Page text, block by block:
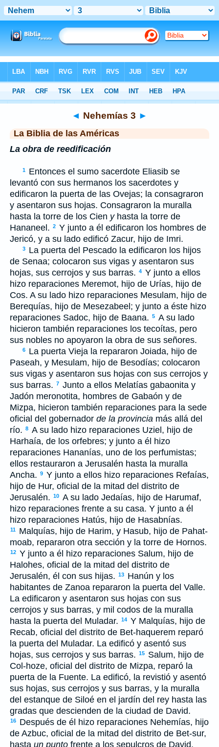
>LBLA > Nehemías 3
◄ Nehemías 3 ►
La Biblia de las Américas
La obra de reedificación
1
Entonces el sumo sacerdote Eliasib se
levantó con sus hermanos los sacerdotes y
edificaron la puerta de las Ovejas; la consagraron
y asentaron sus hojas. Consagraron la muralla
hasta la torre de los Cien yhasta la torre de
Hananeel. 2 Y junto a él edificaron los hombres de
Jericó, y a su lado edificó Zacur, hijo de Imri.
3
La puerta del Pescado la edificaron los hijos
de Senaa; colocaron sus vigas y asentaron sus
hojas, sus cerrojos y sus barras. 4 Y junto a ellos
hizo reparaciones Meremot, hijo de Urías, hijo de
Cos. A su lado hizo reparaciones Mesulam, hijo de
Berequías, hijo de Mesezabeel; y junto a éste hizo
reparaciones Sadoc, hijo de Baana. 5 A su lado
hicieron también reparaciones los tecoítas, pero
sus nobles no apoyaron la obra de sus señores.
6
La puerta Vieja la repararon Joiada, hijo de
Paseah, y Mesulam, hijo de Besodías; colocaron
sus vigas y asentaron sus hojas con sus cerrojos y
sus barras. 7 Junto a ellos Melatías gabaonita y
Jadón meronotita, hombres de Gabaón y de
Mizpa, hicieron también reparaciones para la sede
oficial del gobernador de la provincia más allá del
río. 8 A su lado hizo reparaciones Uziel, hijo de
Harhaía, de los orfebres; y junto a él hizo
reparaciones Hananías, uno de los perfumistas;
ellos restauraron a Jerusalén hasta la muralla
Ancha. 9 Y junto a ellos hizo reparaciones Refaías,
hijo de Hur, oficial de la mitad del distrito de
Jerusalén. 10 A su lado Jedaías, hijo de Harumaf,
hizo reparaciones frente a su casa. Y junto a él
hizo reparaciones Hatús, hijo de Hasabnías.
11
Malquías, hijo de Harim, y Hasub, hijo de Pahat-
moab, repararon otra sección y la torre de Hornos.
12 Y junto a él hizo reparaciones Salum, hijo de
Halohes, oficial de la mitad del distrito de
Jerusalén, él con sus hijas. 13
Hanún y los
habitantes de Zanoa repararon la puerta del Valle.
La edificaron y asentaron sus hojas con sus
cerrojos y sus barras, y mil codos de la muralla
hasta la puerta del Muladar. 14 Y Malquías, hijo de
Recab, oficial del distrito de Bet-haquerem reparó
la puerta del Muladar. La edificó y asentó sus
hojas, sus cerrojos y sus barras. 15
Salum, hijo de
Col-hoze, oficial del distrito de Mizpa, reparó la
puerta de la Fuente. La edificó, la revistió y asentó
sus hojas, sus cerrojos y sus barras, y la muralla
del estanque de Siloé en el jardín del rey hasta las
gradas que descienden de la ciudad de David.
16
Después de él hizo reparaciones Nehemías, hijo
de Azbuc, oficial de la mitad del distrito de Bet-sur,
hasta un punto frente a los sepulcros de David,